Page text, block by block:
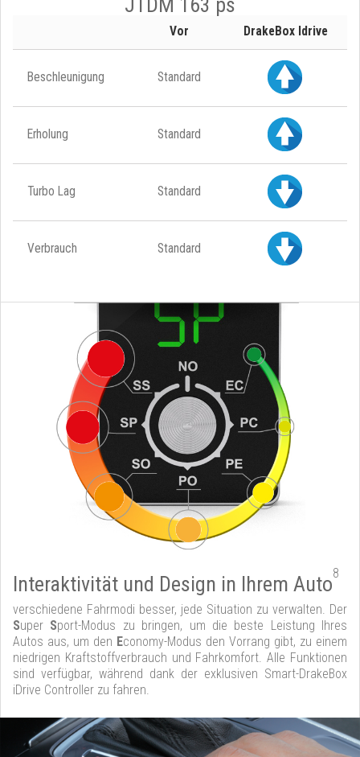
Vor DrakeBox Idrive
Beschleunigung Standard
Erholung Standard
Turbo Lag Standard
Verbrauch Standard
Interaktivität und Design in Ihrem Auto8
verschiedene Fahrmodi besser, jede Situation zu verwalten. Der
Super Sport-Modus zu bringen, um die beste Leistung Ihres
Autos aus, um den Economy-Modus den Vorrang gibt, zu einem
niedrigen Kraftstoffverbrauch und Fahrkomfort. Alle Funktionen
sind verfügbar, während dank der exklusiven Smart-DrakeBox
iDrive Controller zu fahren.